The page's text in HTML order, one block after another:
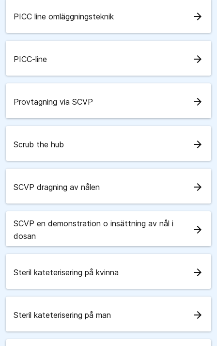
PICC line omläggningsteknik arrow_forward
PICC-line arrow_forward
Provtagning via SCVP arrow_forward
Scrub the hub arrow_forward
SCVP dragning av nålen arrow_forward
SCVP en demonstration o insättning av nål i
dosan
arrow_forward
Steril kateterisering på kvinna arrow_forward
Steril kateterisering på man arrow_forward